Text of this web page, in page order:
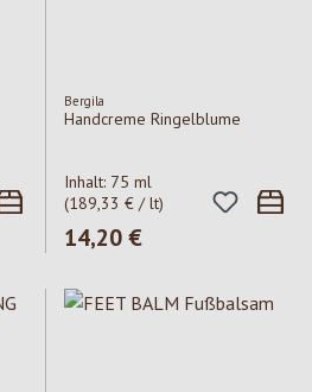
Bergila
Handcreme Ringelblume
Inhalt: 75 ml
(189,33 € / lt)
Regulärer Preis:
14,20 €